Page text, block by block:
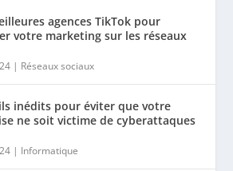
agences TikTok pour
votre marketing sur les réseaux
| Réseaux sociaux
inédits pour éviter que votre
ne soit victime de cyberattaques
| Informatique